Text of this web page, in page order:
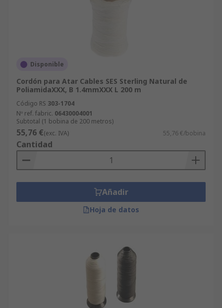
Disponible
Cordón para Atar Cables SES Sterling Natural de
PoliamidaXXX, B 1.4mmXXX L 200 m
Código RS 303-1704
Nº ref. fabric. 06430004001
Subtotal (1 bobina de 200 metros)
55,76 €(exc. IVA) 55,76 €/bobina
Cantidad
Añadir
Hoja de datos